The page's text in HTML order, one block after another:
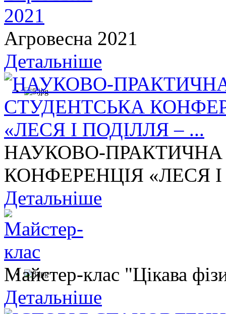
Агровесна 2021
Детальніше
НАУКОВО-
КОНФЕРЕНЦІЯ «ЛЕСЯ І
Детальніше
Майстер-клас "Цікава
Детальніше